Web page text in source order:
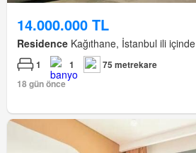
14.000.000 TL
Residence Kağıthane, İstanbul ili içinde
1 1
75 metrekare
18 gün önce